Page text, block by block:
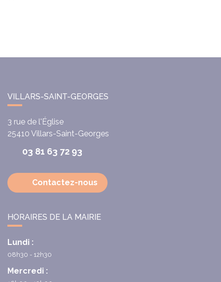
VILLARS-SAINT-GEORGES
3 rue de l'Église
25410 Villars-Saint-Georges
03 81 63 72 93
Contactez-nous
HORAIRES DE LA MAIRIE
Lundi :
08h30 - 12h30
Mercredi :